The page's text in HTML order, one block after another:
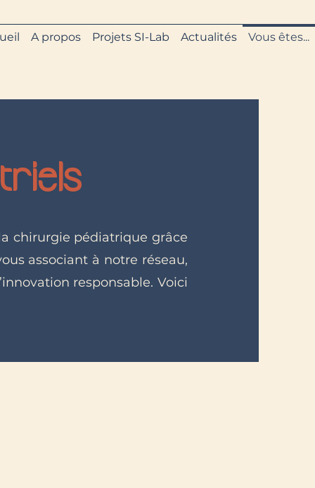
A propos Projets SI-Lab Actualités Vous êtes...
chirurgie pédiatrique grâce
associant à notre réseau,
responsable. Voici